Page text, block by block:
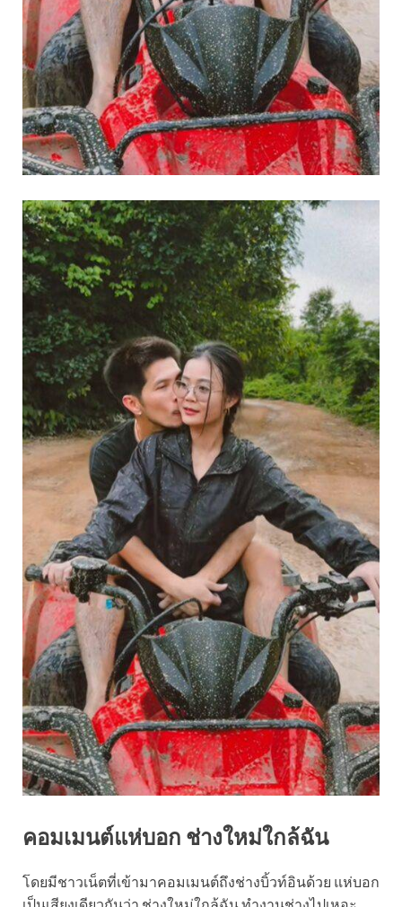
คอมเมนต์แห่บอก ช่างใหม่ใกล้ฉัน
โดยมีชาวเน็ตที่เข้ามาคอมเมนต์ถึงช่างบิ้วท์อินด้วย แห่บอก
เป็นเสียงเดียวกันว่า ช่างใหม่ใกล้ฉัน ทำงานช่างไปเหอะ